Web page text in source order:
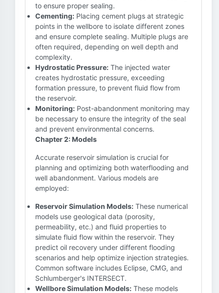
to ensure proper sealing.
Cementing: Placing cement plugs at strategic
points in the wellbore to isolate different zones
and ensure complete sealing. Multiple plugs are
often required, depending on well depth and
complexity.
Hydrostatic Pressure: The injected water
creates hydrostatic pressure, exceeding
formation pressure, to prevent fluid flow from
the reservoir.
Monitoring: Post-abandonment monitoring may
be necessary to ensure the integrity of the seal
and prevent environmental concerns.
Chapter 2: Models
Accurate reservoir simulation is crucial for
planning and optimizing both waterflooding and
well abandonment. Various models are
employed:
Reservoir Simulation Models: These numerical
models use geological data (porosity,
permeability, etc.) and fluid properties to
simulate fluid flow within the reservoir. They
predict oil recovery under different flooding
scenarios and help optimize injection strategies.
Common software includes Eclipse, CMG, and
Schlumberger's INTERSECT.
Wellbore Simulation Models: These models